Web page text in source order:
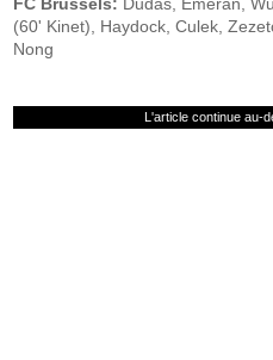
(60' Kinet), Haydock, Culek,
Nong
L'article continue au-